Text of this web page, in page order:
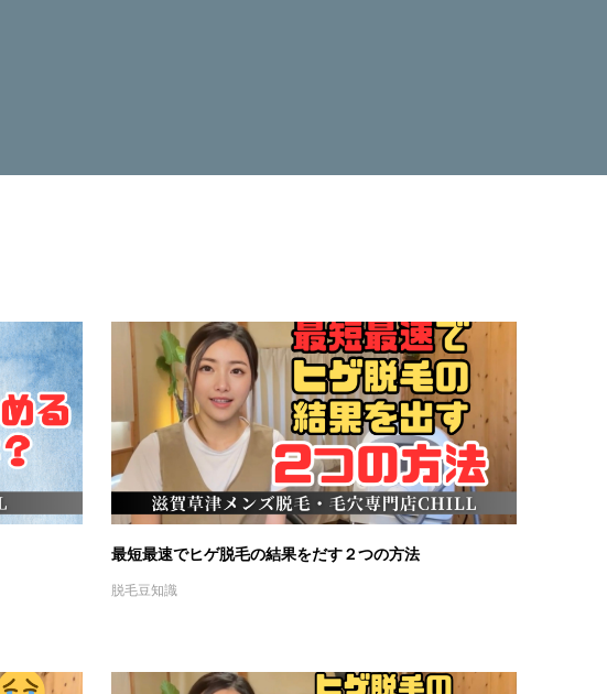
最短最速でヒゲ脱毛の結果をだす２つの方法
脱毛豆知識